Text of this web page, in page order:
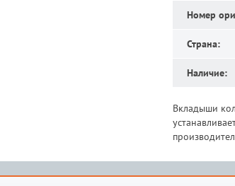
Номер
Страна:
Наличие:
Вкладыши